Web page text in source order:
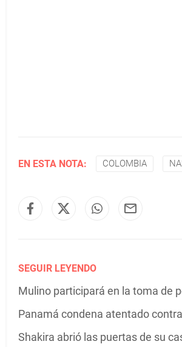
EN ESTA NOTA: COLOMBIA
SEGUIR LEYENDO
Mulino participará en la toma de
Panamá condena atentado
Shakira abrió las puertas de su